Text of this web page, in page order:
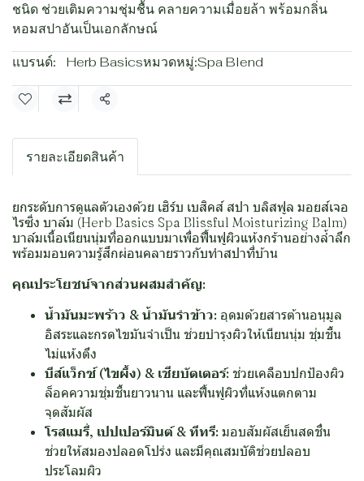
ชนิด ช่วยเติมความชุ่มชื้น คลายความเมื่อยล้า พร้อมกลิ่น
หอมสปาอันเป็นเอกลักษณ์
แบรนด์: Herb Basicsหมวดหมู่:Spa Blend
แชร์
รายละเอียดสินค้า
ยกระดับการดูแลตัวเองด้วย เฮิร์บ เบสิคส์ สปา บลิสฟูล มอยส์เจอ
ไรซิ่ง บาล์ม (Herb Basics Spa Blissful Moisturizing Balm)
บาล์มเนื้อเนียนนุ่มที่ออกแบบมาเพื่อฟื้นฟูผิวแห้งกร้านอย่างล้ำลึก
พร้อมมอบความรู้สึกผ่อนคลายราวกับทำสปาที่บ้าน
คุณประโยชน์จากส่วนผสมสำคัญ:
น้ำมันมะพร้าว & น้ำมันรำข้าว: อุดมด้วยสารต้านอนุมูล
อิสระและกรดไขมันจำเป็น ช่วยบำรุงผิวให้เนียนนุ่ม ชุ่มชื้น
ไม่แห้งตึง
บีส์แว็กซ์ (ไขผึ้ง) & เชียบัตเตอร์: ช่วยเคลือบปกป้องผิว
ล็อคความชุ่มชื้นยาวนาน และฟื้นฟูผิวที่แห้งแตกตาม
จุดสัมผัส
โรสแมรี่, เปปเปอร์มินต์ & ทีทรี: มอบสัมผัสเย็นสดชื่น
ช่วยให้สมองปลอดโปร่ง และมีคุณสมบัติช่วยปลอบ
ประโลมผิว